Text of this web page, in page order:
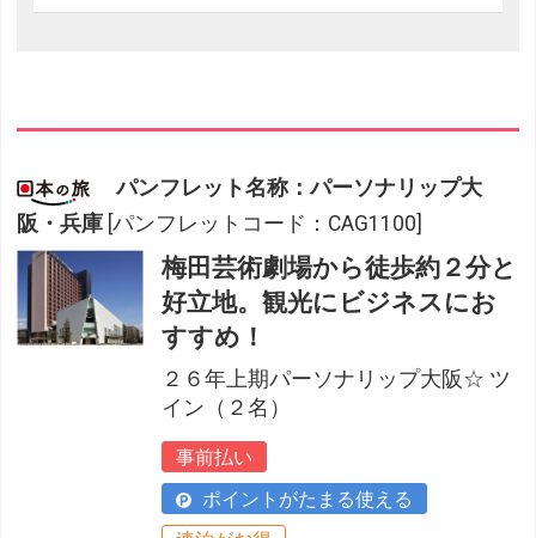
パンフレット名称：パーソナリップ大
阪・兵庫 [パンフレットコード：CAG1100]
梅田芸術劇場から徒歩約２分と
好立地。観光にビジネスにお
すすめ！
２６年上期パーソナリップ大阪☆ ツ
イン（２名）
事前払い
ポイントがたまる使える